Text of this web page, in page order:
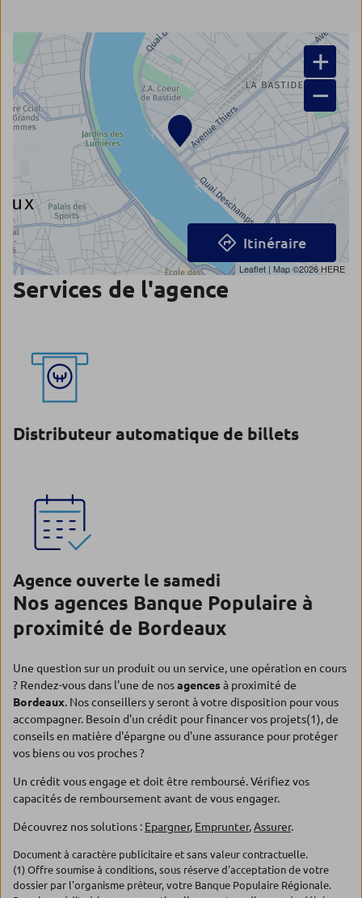
+
−
Leaflet | Map ©2026HERE
Itinéraire
Services de l'agence
Distributeur automatique de billets
Agence ouverte le samedi
Nos agences Banque Populaire à
proximité de Bordeaux
Une question sur un produit ou un service, une opération en cours
? Rendez-vous dans l'une de nosagencesà proximité de
Bordeaux. Nos conseillers y seront à votre disposition pour vous
accompagner. Besoin d'un crédit pour financer vos projets(1), de
conseils en matière d'épargne ou d'une assurance pour protéger
vos biens ou vos proches ?
Un crédit vous engage et doit être remboursé. Vérifiez vos
capacités de remboursement avant de vous engager.
Découvrez nos solutions : Epargner, Emprunter,Assurer.
Document à caractère publicitaire et sans valeur contractuelle.
(1) Offre soumise à conditions, sous réserve d'acceptation de votre
dossier par l'organisme prêteur, votre Banque Populaire Régionale.